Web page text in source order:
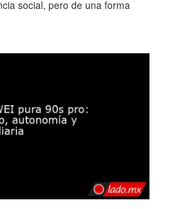
social, pero de una forma